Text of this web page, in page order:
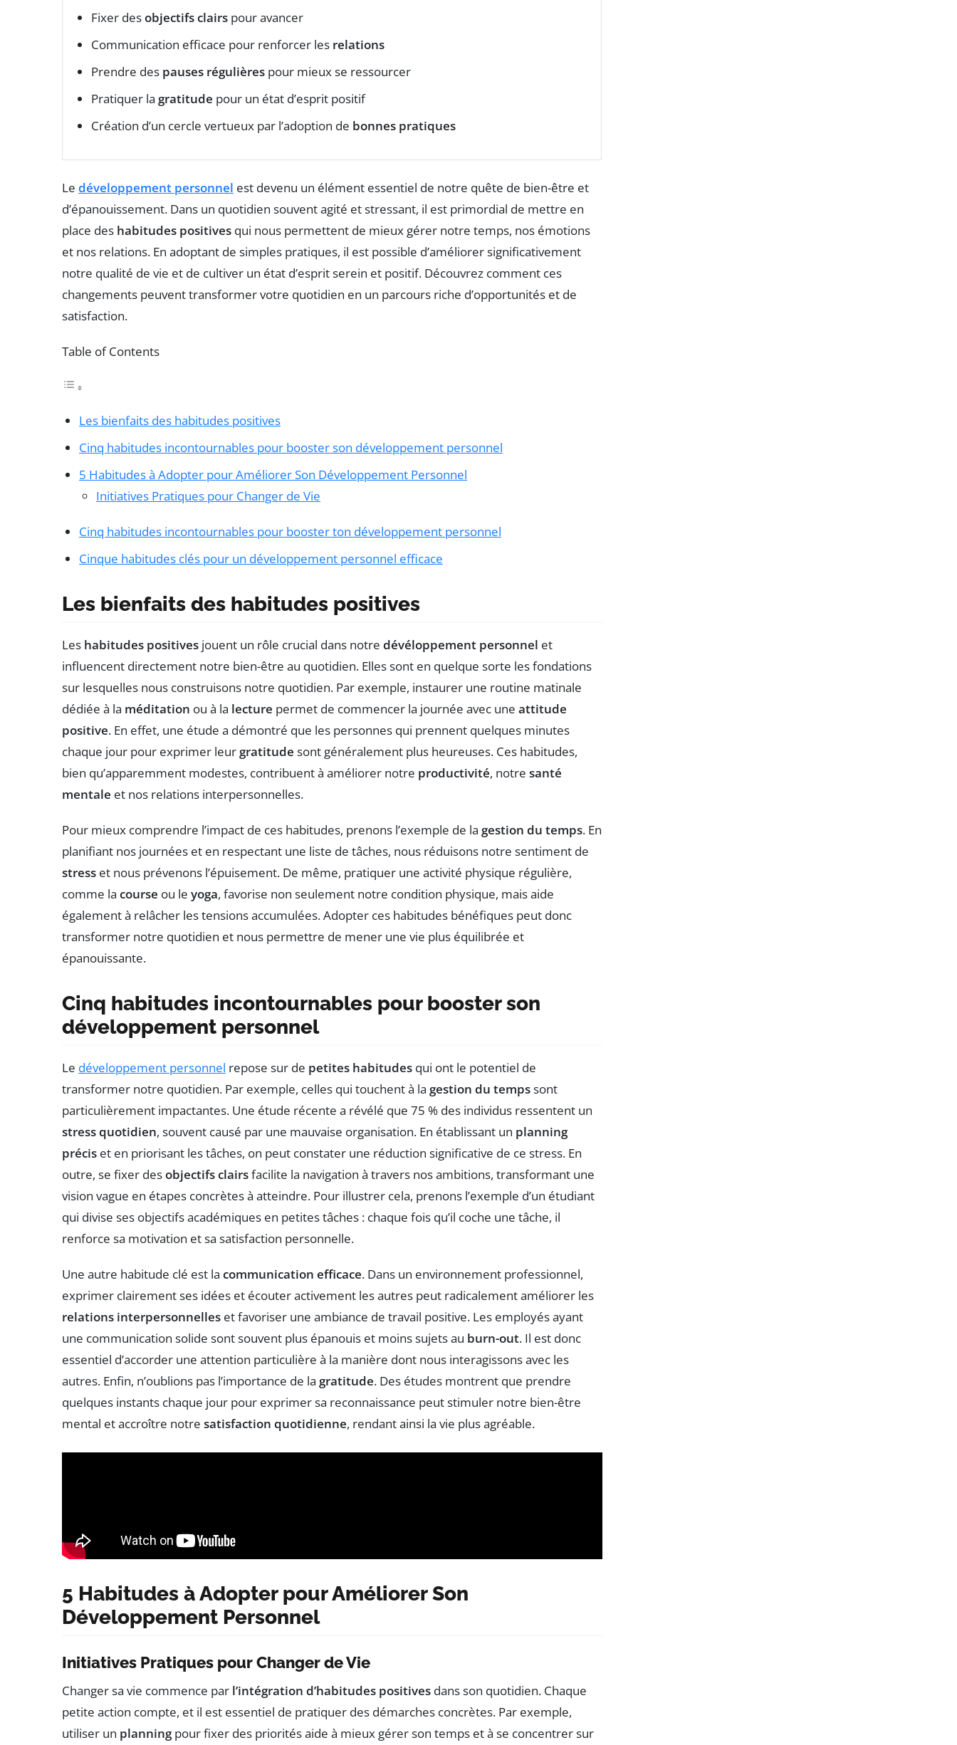
Fixer desobjectifs clairs pour avancer
Communication efficace pour renforcer les relations
Prendre des pauses régulières pour mieux se ressourcer
Pratiquer la gratitude pour un état d’esprit positif
Création d’un cercle vertueux par l’adoption de bonnes pratiques
Le développement personnel est devenu un élément essentiel de notre quête de bien-être et
d’épanouissement. Dans un quotidien souvent agité et stressant, il est primordial de mettre en
place des habitudes positives qui nous permettent de mieux gérer notre temps, nos émotions
et nos relations. En adoptant de simples pratiques, il est possible d’améliorer significativement
notre qualité de vie et de cultiver un état d’esprit serein et positif. Découvrez comment ces
changements peuvent transformer votre quotidien en un parcours riche d’opportunités et de
satisfaction.
Table of Contents
Les bienfaits des habitudes positives
Cinq habitudes incontournables pour booster son développement personnel
5 Habitudes à Adopter pour Améliorer Son Développement Personnel
Initiatives Pratiques pour Changer de Vie
Cinq habitudes incontournables pour booster ton développement personnel
Cinque habitudes clés pour un développement personnel efficace
Les bienfaits des habitudes positives
Les habitudes positives jouent un rôle crucial dans notre dévéloppement personnel et
influencent directement notre bien-être au quotidien. Elles sont en quelque sorte les fondations
sur lesquelles nous construisons notre quotidien. Par exemple, instaurer une routine matinale
dédiée à la méditation ou à la lecture permet de commencer la journée avec une attitude
positive. En effet, une étude a démontré que les personnes qui prennent quelques minutes
chaque jour pour exprimer leur gratitude sont généralement plus heureuses. Ces habitudes,
bien qu’apparemment modestes, contribuent à améliorer notre productivité, notre santé
mentale et nos relations interpersonnelles.
Pour mieux comprendre l’impact de ces habitudes, prenons l’exemple de la gestion du temps. En
planifiant nos journées et en respectant une liste de tâches, nous réduisons notre sentiment de
stress et nous prévenons l’épuisement. De même, pratiquer une activité physique régulière,
comme la course ou le yoga, favorise non seulement notre condition physique, mais aide
également à relâcher les tensions accumulées. Adopter ces habitudes bénéfiques peut donc
transformer notre quotidien et nous permettre de mener une vie plus équilibrée et
épanouissante.
Cinq habitudes incontournables pour booster son
développement personnel
Le développement personnel repose sur de petites habitudes qui ont le potentiel de
transformer notre quotidien. Par exemple, celles qui touchent à la gestion du tempssont
particulièrement impactantes. Une étude récente a révélé que 75 % des individus ressentent un
stress quotidien, souvent causé par une mauvaise organisation. En établissant un planning
précis et en priorisant les tâches, on peut constater une réduction significative de ce stress. En
outre, se fixer desobjectifs clairsfacilite la navigation à travers nos ambitions, transformant une
vision vague en étapes concrètes à atteindre. Pour illustrer cela, prenons l’exemple d’un étudiant
qui divise ses objectifs académiques en petites tâches : chaque fois qu’il coche une tâche, il
renforce sa motivation et sa satisfaction personnelle.
Une autre habitude clé est la communication efficace. Dans un environnement professionnel,
exprimer clairement ses idées et écouter activement les autres peut radicalement améliorer les
relations interpersonnelles et favoriser une ambiance de travail positive. Les employés ayant
une communication solide sont souvent plus épanouis et moins sujets au burn-out. Il est donc
essentiel d’accorder une attention particulière à la manière dont nous interagissons avec les
autres. Enfin, n’oublions pas l’importance de la gratitude. Des études montrent que prendre
quelques instants chaque jour pour exprimer sa reconnaissance peut stimuler notre bien-être
mental et accroître notre satisfaction quotidienne, rendant ainsi la vie plus agréable.
5 Habitudes à Adopter pour Améliorer Son
Développement Personnel
Initiatives Pratiques pour Changer de Vie
Changer sa vie commence par l’intégration d’habitudes positives dans son quotidien. Chaque
petite action compte, et il est essentiel de pratiquer des démarches concrètes. Par exemple,
utiliser un planningpour fixer des priorités aide à mieux gérer son temps et à se concentrer sur